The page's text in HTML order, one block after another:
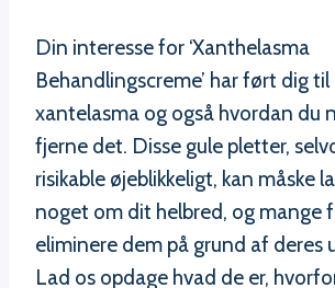
Din interesse for ‘Xanthelasma
Behandlingscreme’ har ført dig
xantelasma og også hvordan du
fjerne det. Disse gule pletter,
risikable øjeblikkeligt, kan måske
noget om dit helbred, og mange
eliminere dem på grund af deres
Lad os opdage hvad de er,